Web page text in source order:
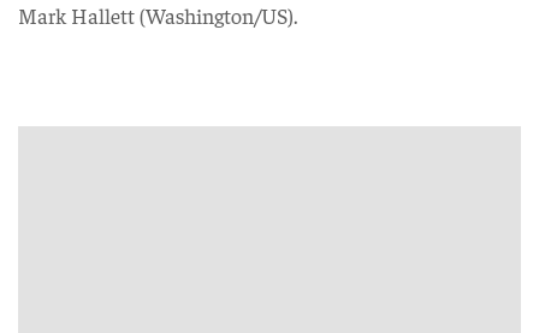
Mark Hallett (Washington/US).